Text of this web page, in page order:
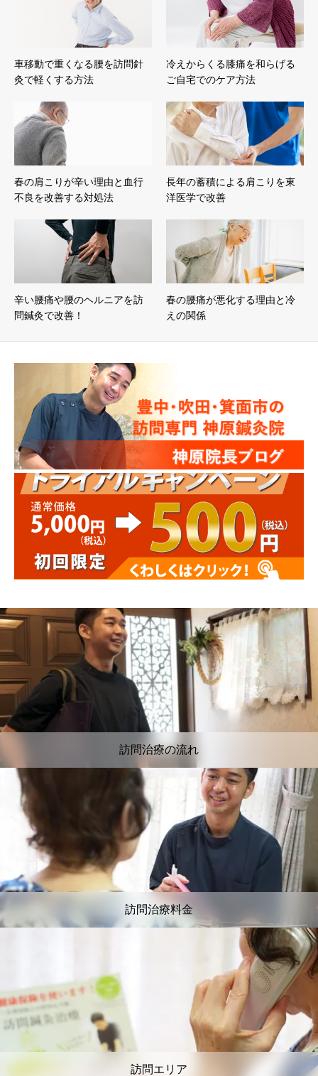
車移動で重くなる腰を訪問針
灸で軽くする方法
冷えからくる膝痛を和らげる
ご自宅でのケア方法
春の肩こりが辛い理由と血行
不良を改善する対処法
長年の蓄積による肩こりを東
洋医学で改善
辛い腰痛や腰のヘルニアを訪
問鍼灸で改善！
春の腰痛が悪化する理由と冷
えの関係
訪問治療の流れ
訪問治療料金
訪問エリア